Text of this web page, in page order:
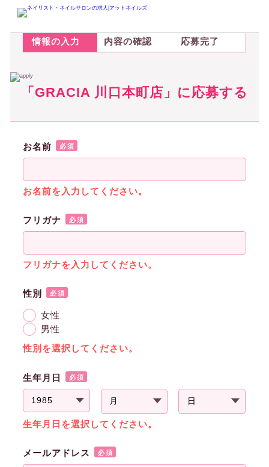
情報の入力 内容の確認 応募完了
「GRACIA 川口本町店」に応募する
お名前 必須
お名前を入力してください。
フリガナ 必須
フリガナを入力してください。
性別 必須
女性
男性
性別を選択してください。
生年月日 必須
生年月日を選択してください。
メールアドレス 必須